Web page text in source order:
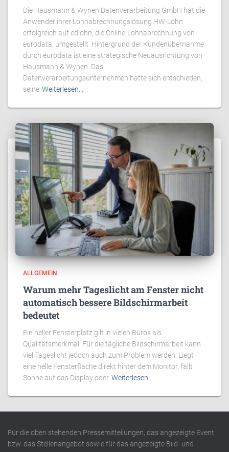
Die Hausmann & Wynen Datenverarbeitung GmbH hat die
Anwender ihrer Lohnabrechnungslösung HW-Lohn
erfolgreich auf edlohn, die Online-Lohnabrechnung von
eurodata, umgestellt. Hintergrund der Kundenübernahme
durch eurodata ist eine strategische Neuausrichtung von
Hausmann & Wynen. Das
Datenverarbeitungsunternehmen hatte sich entschieden,
seine Weiterlesen…
ALLGEMEIN
Warum mehr Tageslicht am Fenster nicht
automatisch bessere Bildschirmarbeit
bedeutet
Ein heller Fensterplatz gilt in vielen Büros als
Qualitätsmerkmal. Für die tägliche Bildschirmarbeit kann
viel Tageslicht jedoch auch zum Problem werden. Liegt
eine helle Fensterfläche direkt hinter dem Monitor, fällt
Sonne auf das Display oder Weiterlesen…
Für die oben stehenden Pressemitteilungen, das angezeigte Event
bzw. das Stellenangebot sowie für das angezeigte Bild- und